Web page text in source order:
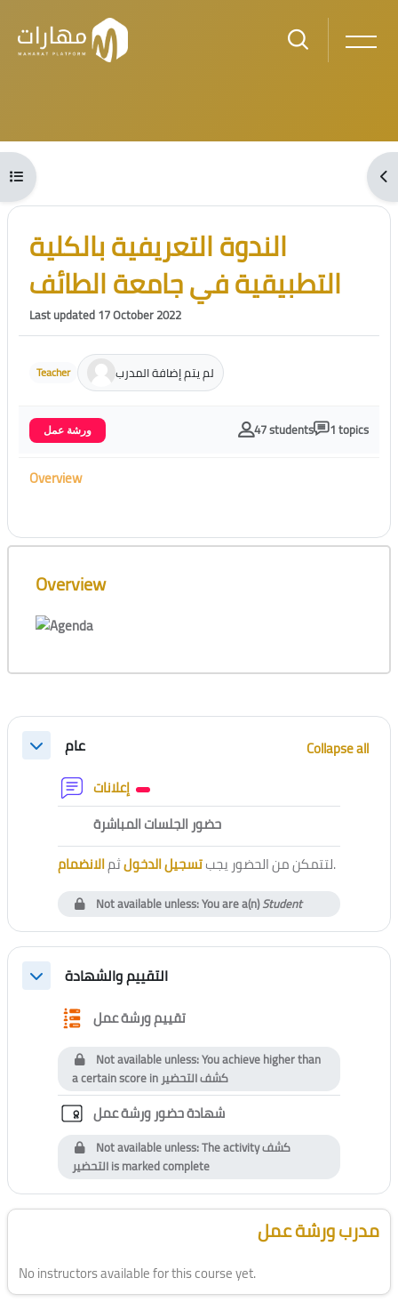
Skip to main content
Blocks
Open course index
Blocks
Skip [Cocoon] Course Intro
الندوة التعريفية بالكلية
التطبيقية في جامعة الطائف
Last updated 17 October 2022
Teacher لم يتم إضافة المدرب
ورشة عمل 47 students 1 topics
Overview
Skip [Cocoon] Course Overview
Overview
Section outline
Collapseعام
Collapse all
Forum
حضور الجلسات المباشرةExternal tool
لتتمكن من الحضور يجبتسجيل الدخولثمالانضمام .
Not available unless: You are a(n)Student
Collapseالتقييم والشهادة
تقييم ورشة عملQuestionnaire
Not available unless: You achieve higher than
a certain score inكشف التحضير
شهادة حضور ورشة عملCustom certificate
Not available unless: The activityكشف
التحضيرis marked complete
Blocks
Skip [Cocoon] Course Instructor مدرب ورشة عمل
No instructors available for this course yet.